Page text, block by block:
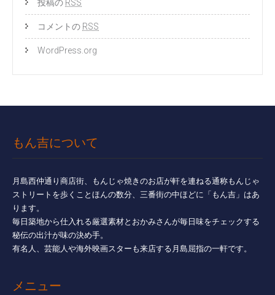
投稿の RSS
コメントの RSS
WordPress.org
もん吉について
月島西仲通り商店街、もんじゃ焼きのお店が軒を連ねる通称もんじゃ
ストリートを歩くことほんの数分、三番街の中ほどに「もん吉」はあ
ります。
毎日築地から仕入れる厳選素材とおかみさんが毎日味をチェックする
秘伝の出汁が味の決め手。
有名人、芸能人や海外映画スターも来店する月島屈指の一軒です。
メニュー